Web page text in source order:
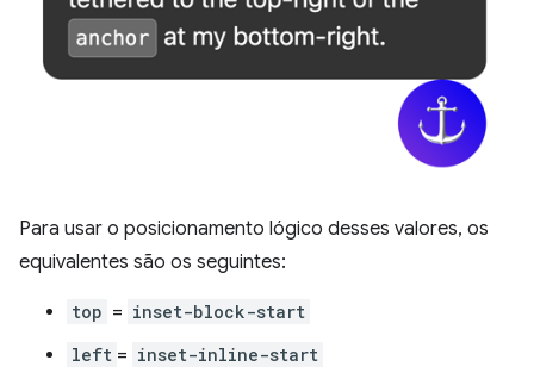
Para usar o posicionamento lógico desses valores, os
equivalentes são os seguintes:
top = inset-block-start
left = inset-inline-start